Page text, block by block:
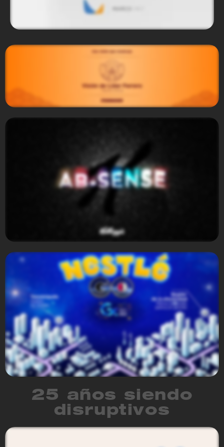
Marco MKT
Ferrero
Kelloggs
Nestlé
25 años siendo
disruptivos